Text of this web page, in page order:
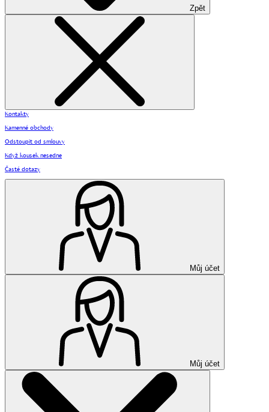
Zpět
Kontakty
Kamenné obchody
Odstoupit od smlouvy
Když kousek nesedne
Časté dotazy
Můj účet
Můj účet